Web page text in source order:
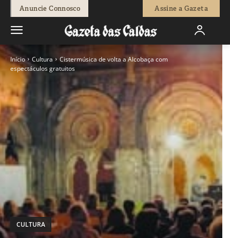
Anuncie Connosco Assine a Gazeta
Início Cultura
Cistermúsica de volta a Alcobaça com
espectáculos gratuitos
CULTURA